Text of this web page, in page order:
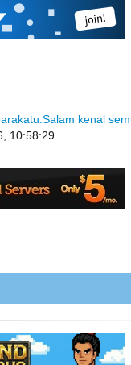
kenal
10:58:29